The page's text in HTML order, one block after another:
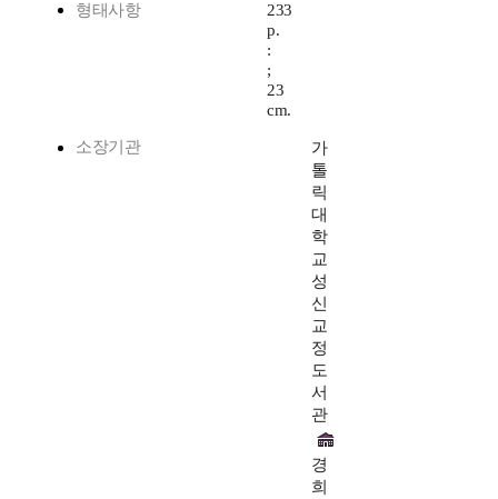
형태사항
233
p.
:
;
23
cm.
소장기관
가
톨
릭
대
학
교
성
신
교
정
도
서
관
경
희